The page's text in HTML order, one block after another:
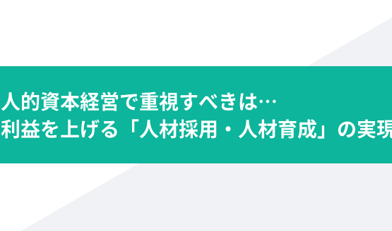
人的資本経営で重視すべきは…
利益を上げる「人材採用・人材育成」の実